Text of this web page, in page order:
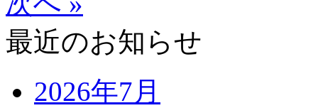
最近のお知らせ
2026年7月